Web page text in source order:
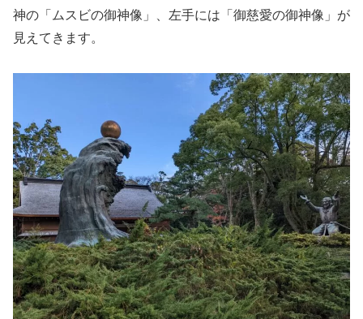
神の「ムスビの御神像」、左手には「御慈愛の御神像」が
見えてきます。